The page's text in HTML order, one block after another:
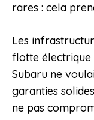
rares : cela
Les
flotte électrique
Subaru ne
garanties
ne pas